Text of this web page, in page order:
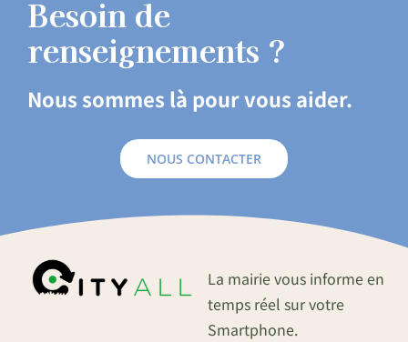
Besoin de
renseignements ?
Nous sommes là pour vous aider.
NOUS CONTACTER
La mairie vous informe en
temps réel sur votre
Smartphone.